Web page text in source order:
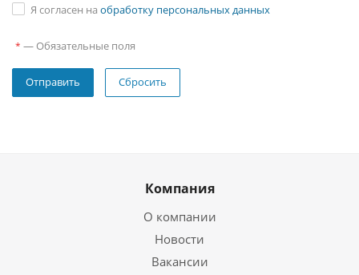
Я согласен на обработку персональных данных
* — Обязательные поля
Сбросить
Компания
О компании
Новости
Вакансии